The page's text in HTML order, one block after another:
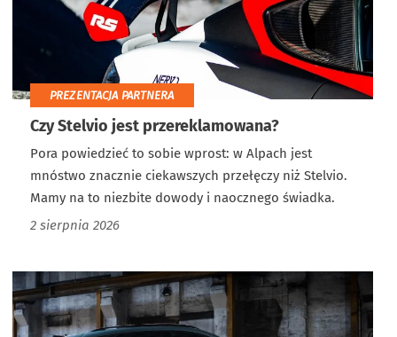
PREZENTACJA PARTNERA
Czy Stelvio jest przereklamowana?
Pora powiedzieć to sobie wprost: w Alpach jest
mnóstwo znacznie ciekawszych przełęczy niż Stelvio.
Mamy na to niezbite dowody i naocznego świadka.
2 sierpnia 2026